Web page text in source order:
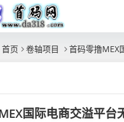
首页 卷轴项目 首码零撸MEX国际电商
国际电商交溢平台